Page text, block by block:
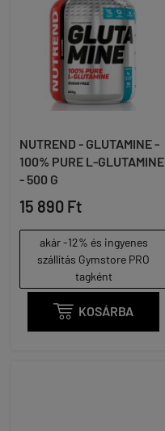
NUTREND - GLUTAMINE -
100% PURE L-GLUTAMINE
- 500 G
15 890 Ft
akár -12% és ingyenes
szállítás Gymstore PRO
tagként
 KOSÁRBA